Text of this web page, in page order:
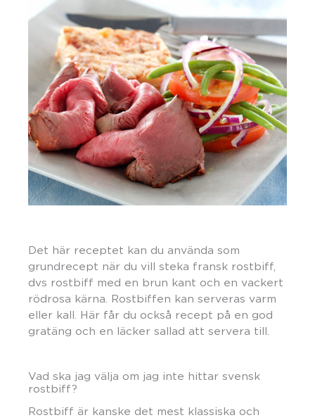
Det här receptet kan du använda som
grundrecept när du vill steka fransk rostbiff,
dvs rostbiff med en brun kant och en vackert
rödrosa kärna. Rostbiffen kan serveras varm
eller kall. Här får du också recept på en god
gratäng och en läcker sallad att servera till.
Vad ska jag välja om jag inte hittar svensk
rostbiff?
Rostbiff är kanske det mest klassiska och